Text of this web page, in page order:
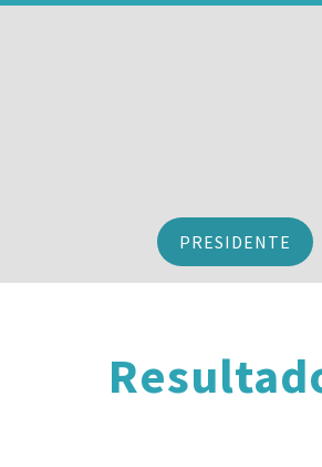
PRESIDENTE